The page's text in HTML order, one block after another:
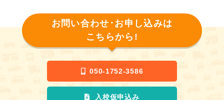
お問い合わせ･お申し込みは
こちらから!
050-1752-3586
入校仮申込み